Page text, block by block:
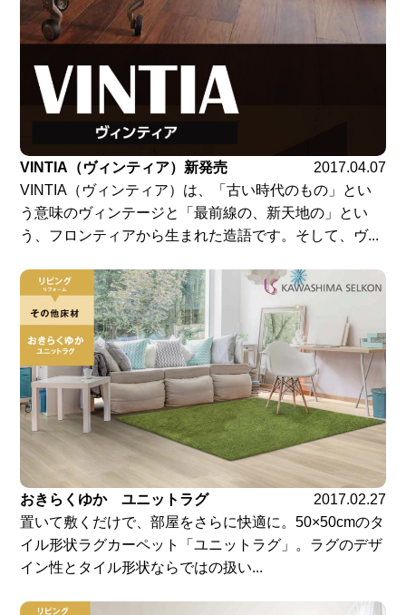
VINTIA（ヴィンティア）新発売
2017.04.07
VINTIA（ヴィンティア）は、「古い時代のもの」とい
う意味のヴィンテージと「最前線の、新天地の」とい
う、フロンティアから生まれた造語です。そして、ヴ...
おきらくゆか ユニットラグ
2017.02.27
置いて敷くだけで、部屋をさらに快適に。50×50cmのタ
イル形状ラグカーペット「ユニットラグ」。ラグのデザ
イン性とタイル形状ならではの扱い...